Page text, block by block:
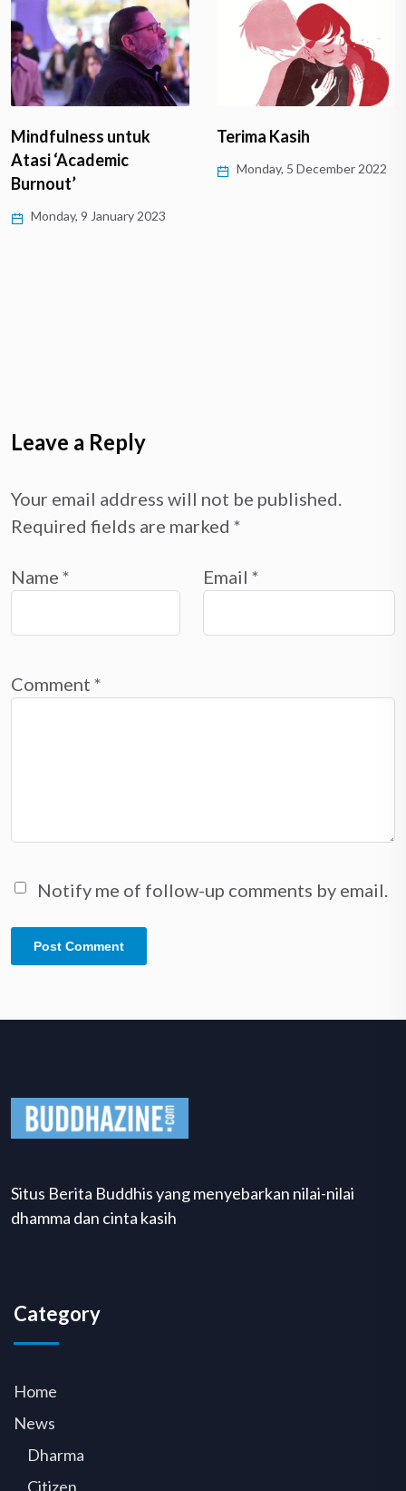
Mindfulness untuk
Atasi ‘Academic
Burnout’
Monday, 9 January 2023
Terima Kasih
Monday, 5 December 2022
Leave a Reply
Your email address will not be published.
Required fields are marked *
Name * Email *
Comment *
Notify me of follow-up comments by email.
Situs Berita Buddhis yang menyebarkan nilai-nilai
dhamma dan cinta kasih
Category
Home
News
Dharma
Citizen